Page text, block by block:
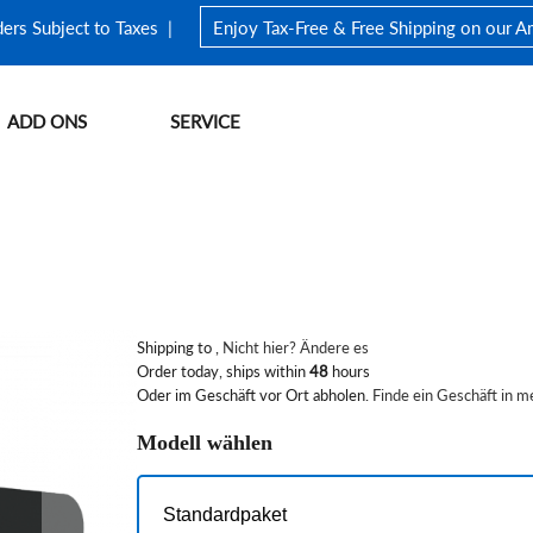
Subject to Taxes | Enjoy Tax-Free & Free Shipping on our
Erkunden>
ADD ONS SERVICE
Shipping to, Nicht hier? Ändere es
Order today, ships within48hours
Oder im Geschäft vor Ort abholen. Finde ein Geschäft in
Modell wählen
Standardpaket